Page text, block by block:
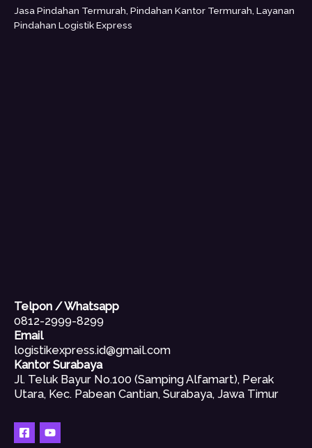
Jasa Pindahan Termurah, Pindahan Kantor Termurah, Layanan
Pindahan Logistik Express
Telpon / Whatsapp
0812-2999-8299
Email
logistikexpress.id@gmail.com
Kantor Surabaya
Jl. Teluk Bayur No.100 (Samping Alfamart), Perak
Utara, Kec. Pabean Cantian, Surabaya, Jawa Timur